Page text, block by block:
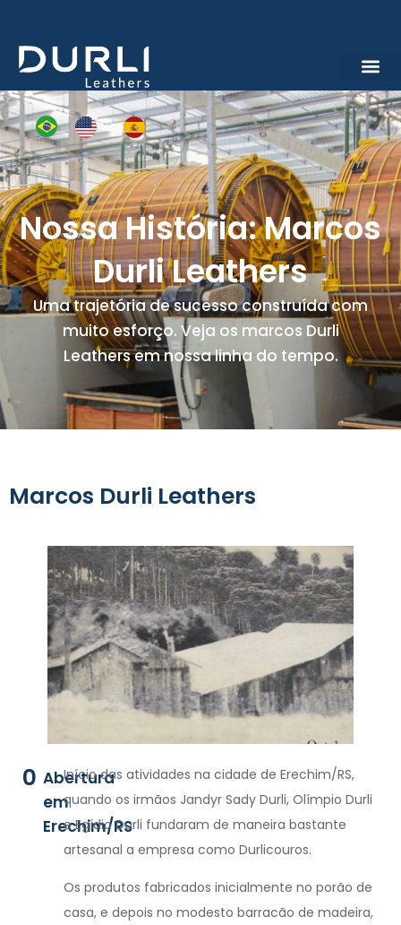
Marcos Durlicouros
Nossa História: Marcos
Durli Leathers
Uma trajetória de sucesso construída com
muito esforço. Veja os marcos Durli
Leathers em nossa linha do tempo.
Marcos Durli Leathers
0 Abertura
em
Erechim/RS
Início das atividades na cidade de Erechim/RS,
quando os irmãos Jandyr Sady Durli, Olímpio Durli
e Egídio Durli fundaram de maneira bastante
artesanal a empresa como Durlicouros.
Os produtos fabricados inicialmente no porão de
casa, e depois no modesto barracão de madeira,